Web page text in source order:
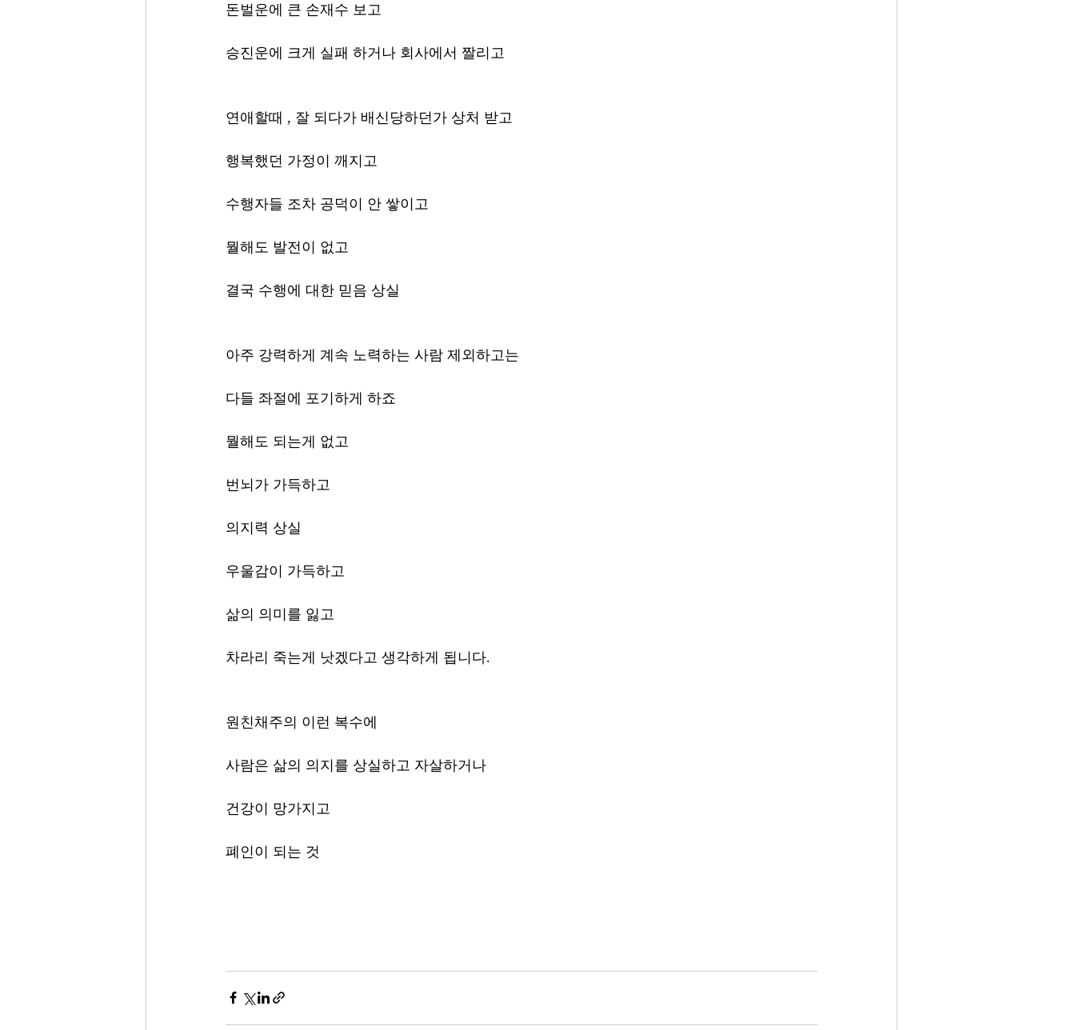
돈벌운에 큰 손재수 보고
승진운에 크게 실패 하거나 회사에서 짤리고
연애할때 , 잘 되다가 배신당하던가 상처 받고
행복했던 가정이 깨지고
수행자들 조차 공덕이 안 쌓이고
뭘해도 발전이 없고
결국 수행에 대한 믿음 상실
아주 강력하게 계속 노력하는 사람 제외하고는
다들 좌절에 포기하게 하죠
뭘해도 되는게 없고
번뇌가 가득하고
의지력 상실
우울감이 가득하고
삶의 의미를 잃고
차라리 죽는게 낫겠다고 생각하게 됩니다.
원친채주의 이런 복수에
사람은 삶의 의지를 상실하고 자살하거나
건강이 망가지고
폐인이 되는 것